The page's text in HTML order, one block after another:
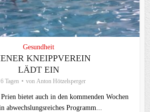
Gesundheit
KNEIPPVEREIN
LÄDT EIN
Tagen von Anton Hötzelsperger
bietet auch in den kommenden Wochen
abwechslungsreiches Programm...